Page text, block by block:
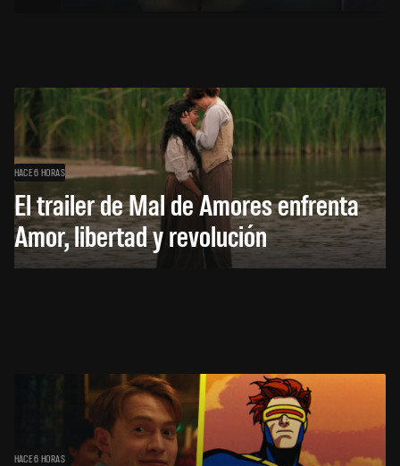
HACE 6 HORAS
El trailer de Mal de Amores enfrenta
Amor, libertad y revolución
HACE 6 HORAS